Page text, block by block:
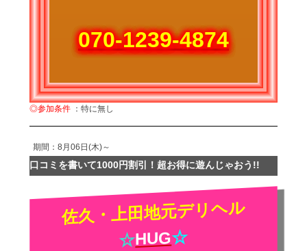
070-1239-4874
◎参加条件 ：特に無し
期間：8月06日(木)～
口コミを書いて1000円割引！超お得に遊んじゃおう!!
佐久・上田地元デリヘル
☆HUG☆